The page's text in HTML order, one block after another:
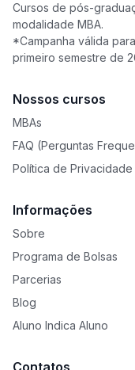
Cursos de pós-
modalidade MBA.
*Campanha válida
primeiro semestre de
Nossos cursos
MBAs
FAQ (Perguntas
Política de Privacidade
Informações
Sobre
Programa de Bolsas
Parcerias
Blog
Aluno Indica Aluno